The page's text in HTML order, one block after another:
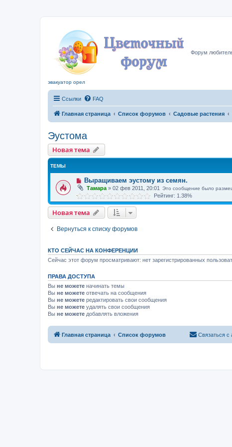
Форум
эвакуатор орел
Ссылки FAQ
Главная страница Список форумов Садовые растения
Эустома
Новая тема
ТЕМЫ
Выращиваем эустому из семян.
Тамара » 02 фев 2011, 20:01 Это сообщение было
Рейтинг: 1.38%
Новая тема
Вернуться к списку форумов
КТО СЕЙЧАС НА КОНФЕРЕНЦИИ
Сейчас этот форум просматривают: нет зарегистрированных
ПРАВА ДОСТУПА
Вы не можете начинать темы
Вы не можете отвечать на сообщения
Вы не можете редактировать свои сообщения
Вы не можете удалять свои сообщения
Вы не можете добавлять вложения
Главная страница Список форумов Связаться с